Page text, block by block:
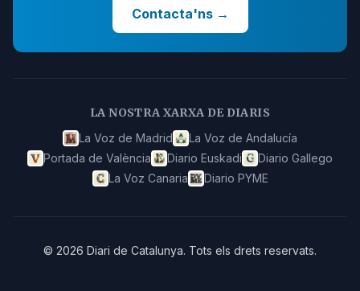
Contacta'ns→
LA NOSTRA XARXA DE DIARIS
La Voz de Madrid
La Voz de Andalucía
Portada de València
Diario Euskadi
Diario Gallego
La Voz Canaria
Diario PYME
© 2026 Diari de Catalunya. Tots els drets reservats.